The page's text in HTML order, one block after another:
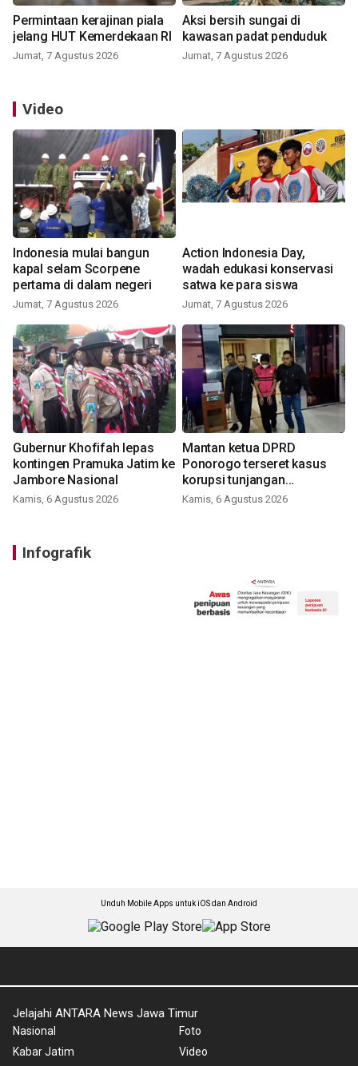
Permintaan kerajinan piala
jelang HUT Kemerdekaan RI
Jumat, 7 Agustus 2026
Aksi bersih sungai di
kawasan padat penduduk
Jumat, 7 Agustus 2026
Video
Indonesia mulai bangun
kapal selam Scorpene
pertama di dalam negeri
Jumat, 7 Agustus 2026
Action Indonesia Day,
wadah edukasi konservasi
satwa ke para siswa
Jumat, 7 Agustus 2026
Gubernur Khofifah lepas
kontingen Pramuka Jatim ke
Jambore Nasional
Kamis, 6 Agustus 2026
Mantan ketua DPRD
Ponorogo terseret kasus
korupsi tunjangan
perumahan
Kamis, 6 Agustus 2026
Infografik
Unduh Mobile Apps untuk iOS dan Android
Jelajahi ANTARA News Jawa Timur
Nasional
Kabar Jatim
Foto
Video